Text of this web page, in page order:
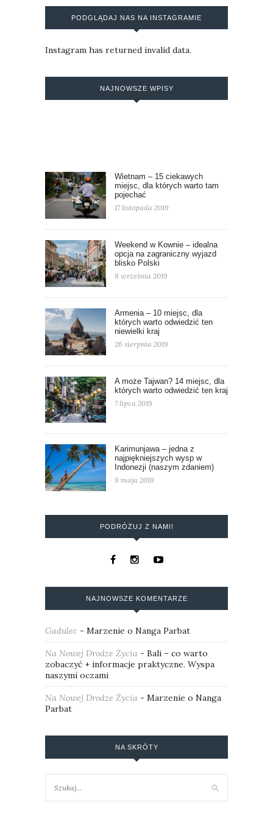
PODGLĄDAJ NAS NA INSTAGRAMIE
Instagram has returned invalid data.
NAJNOWSZE WPISY
Wietnam – 15 ciekawych
miejsc, dla których warto tam
pojechać
17 listopada 2019
Weekend w Kownie – idealna
opcja na zagraniczny wyjazd
blisko Polski
8 września 2019
Armenia – 10 miejsc, dla
których warto odwiedzić ten
niewielki kraj
26 sierpnia 2019
A może Tajwan? 14 miejsc, dla
których warto odwiedzić ten kraj
7 lipca 2019
Karimunjawa – jedna z
najpiękniejszych wysp w
Indonezji (naszym zdaniem)
8 maja 2019
PODRÓŻUJ Z NAMI!
NAJNOWSZE KOMENTARZE
Gadulec - Marzenie o Nanga Parbat
Na Nowej Drodze Życia - Bali – co warto
zobaczyć + informacje praktyczne. Wyspa
naszymi oczami
Na Nowej Drodze Życia - Marzenie o Nanga
Parbat
NA SKRÓTY